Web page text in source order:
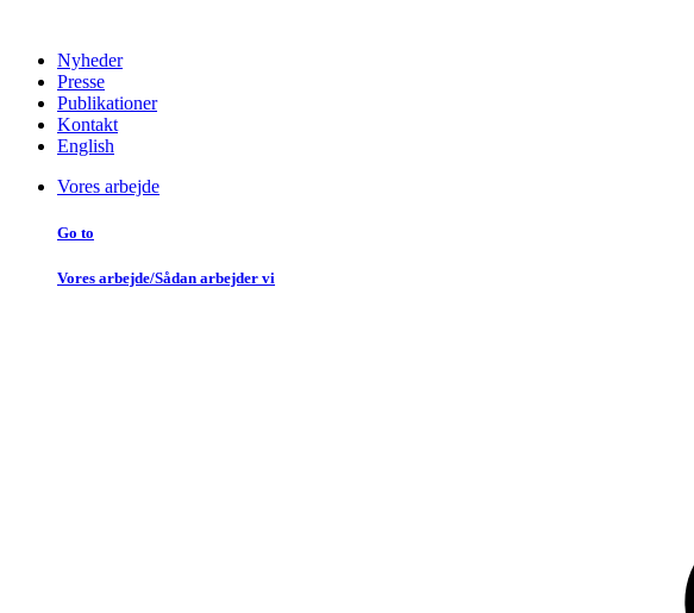
Nyheder
Presse
Publikationer
Kontakt
English
Vores arbejde
Go to
Vores arbejde/Sådan arbejder vi